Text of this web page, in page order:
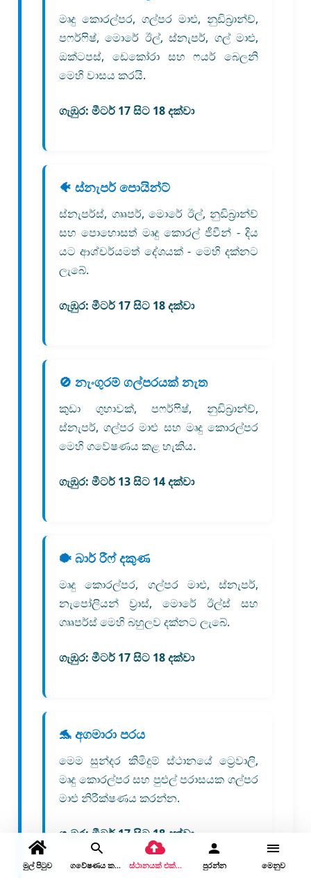
මෘදු කොරල්පර, ගල්පර මාළු, නුඩිබ්‍රාන්ච්,
පෆර්ෆිෂ්, මොරේ ඊල්, ස්නැපර්, ගල් මාළු,
ඔක්ටපස්, ඩෙකෝරා සහ ෆයර් බෙලනි
මෙහි වාසය කරයි.
ගැඹුර: මීටර් 17 සිට 18 දක්වා
🐠 ස්නැපර් පොයින්ට්
ස්නැපර්ස්, ගෲපර්, මොරේ ඊල්, නුඩිබ්‍රාන්ච්
සහ පොහොසත් මෘදු කොරල් ජීවීන් - දිය
යට ආශ්චර්යමත් දේශයක් - මෙහි දක්නට
ලැබේ.
ගැඹුර: මීටර් 17 සිට 18 දක්වා
🚫 නැංගුරම් ගල්පරයක් නැත
කුඩා ගුහාවක්, පෆර්ෆිෂ්, නුඩිබ්‍රාන්ච්,
ස්නැපර්, ගල්පර මාළු සහ මෘදු කොරල්පර
මෙහි ගවේෂණය කළ හැකිය.
ගැඹුර: මීටර් 13 සිට 14 දක්වා
🐡 බාර් රීෆ් දකුණ
මෘදු කොරල්පර, ගල්පර මාළු, ස්නැපර්,
නැපෝලියන් ව්‍රාස්, මොරේ ඊල්ස් සහ
ගෲපර්ස් මෙහි බහුලව දක්නට ලැබේ.
ගැඹුර: මීටර් 17 සිට 18 දක්වා
🐬 අගමාරා පරය
මෙම සුන්දර කිමිදුම් ස්ථානයේ ට්‍රෙවාලි,
මෘදු කොරල්පර සහ පුළුල් පරාසයක ගල්පර
මාළු නිරීක්ෂණය කරන්න.
ගැඹුර: මීටර් 17 සිට 18 දක්වා
මුල් පිටුව ගවේෂණය කරන්න ස්ථානයක් එක් කරන්න පුරන්න මෙනුව